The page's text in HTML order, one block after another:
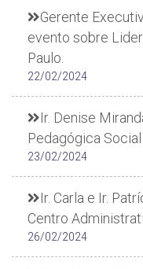
Gerente
evento sobre
Paulo.
22/02/2024
Ir. Denise
Pedagógica Social
23/02/2024
Ir. Carla e Ir.
Centro
26/02/2024